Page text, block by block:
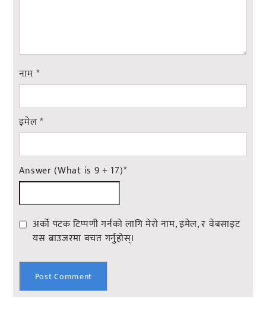
नाम *
इमेल*
Answer (What is 9 + 17)*
अर्को पटक टिप्पणी गर्नको लागि मेरो नाम, इमेल, र वेबसाइट
यस ब्राउजरमा बचत गर्नुहोस्।